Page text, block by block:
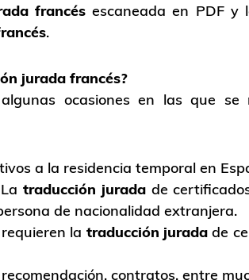
francés escaneada en PDF y
.
jurada francés?
ocasiones en las que
a la residencia temporal en
La traducción juradade
de nacionalidad extranjera.
la traducción jurada de
contratos, entre